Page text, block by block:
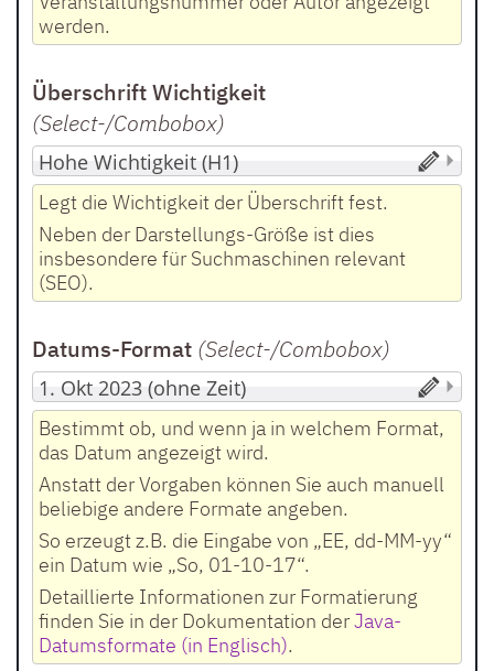
werden.
Überschrift Wichtigkeit
(Select-/Combobox)
Legt die Wichtigkeit der Überschrift fest.
Neben der Darstellungs-Größe ist dies
insbesondere für Suchmaschinen relevant
(SEO).
Datums-Format (Select-/Combobox)
Bestimmt ob, und wenn ja in welchem Format,
das Datum angezeigt wird.
Anstatt der Vorgaben können Sie auch manuell
beliebige andere Formate angeben.
So erzeugt z.B. die Eingabe von „EE, dd-MM-yy“
ein Datum wie „So, 01-10-17“.
Detaillierte Informationen zur Formatierung
finden Sie in der Dokumentation derJava-
Datumsformate (in Englisch).